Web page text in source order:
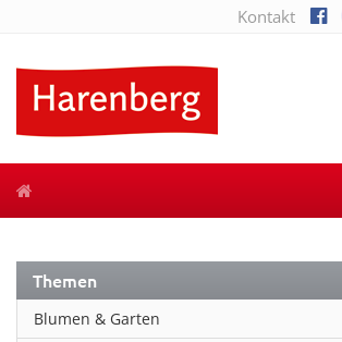
Kontakt
Themen
Blumen & Garten